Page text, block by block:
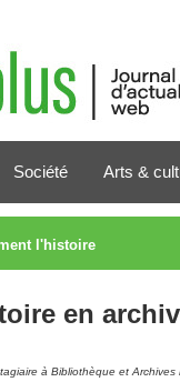
Société Arts &
l'histoire
en
à Bibliothèque et